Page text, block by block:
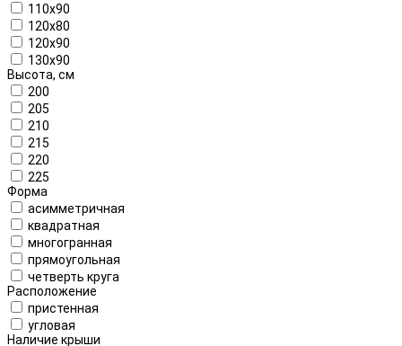
110x90
120x80
120x90
130x90
Высота, см
200
205
210
215
220
225
Форма
асимметричная
квадратная
многогранная
прямоугольная
четверть круга
Расположение
пристенная
угловая
Наличие крыши